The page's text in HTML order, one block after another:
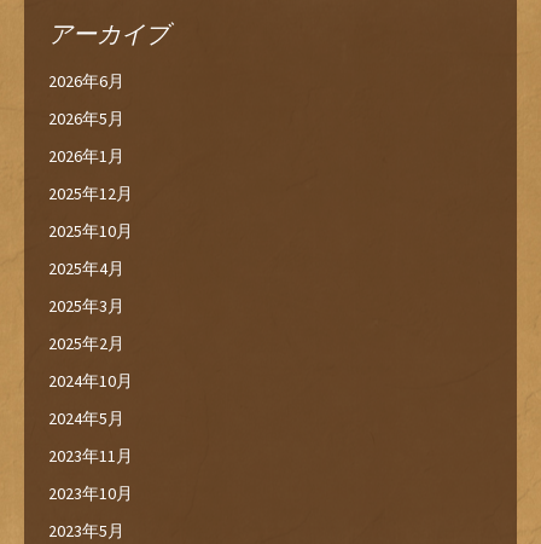
アーカイブ
2026年6月
2026年5月
2026年1月
2025年12月
2025年10月
2025年4月
2025年3月
2025年2月
2024年10月
2024年5月
2023年11月
2023年10月
2023年5月